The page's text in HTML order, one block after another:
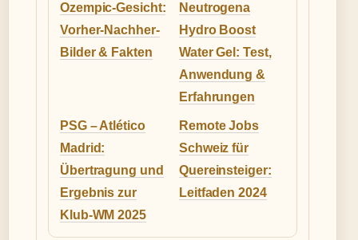
Ozempic-Gesicht:
Vorher-Nachher-
Bilder & Fakten
Neutrogena
Hydro Boost
Water Gel: Test,
Anwendung &
Erfahrungen
PSG – Atlético
Madrid:
Übertragung und
Ergebnis zur
Klub-WM 2025
Remote Jobs
Schweiz für
Quereinsteiger:
Leitfaden 2024